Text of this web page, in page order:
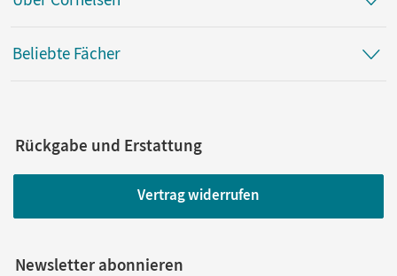
Beliebte Fächer
Rückgabe und Erstattung
Vertrag widerrufen
Newsletter abonnieren